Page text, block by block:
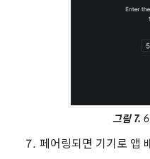
그림 7.
페어링되면 기기로 앱